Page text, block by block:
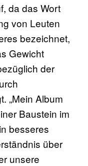
da das Wort
von Leuten
bezeichnet,
Gewicht
der
„Mein Album
Baustein im
besseres
über
unsere